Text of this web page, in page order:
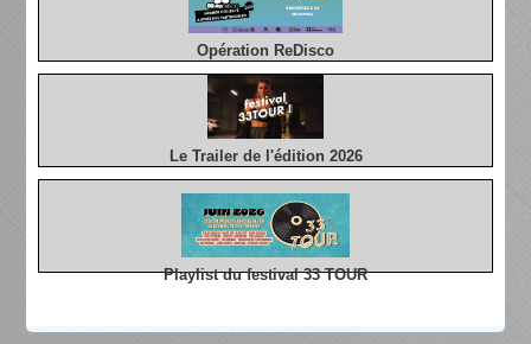
Opération ReDisco
Le Trailer de l'édition 2026
Playlist du festival 33 TOUR